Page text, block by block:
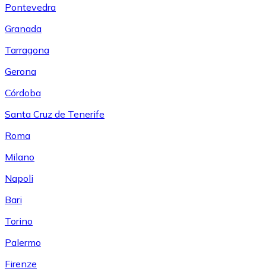
Pontevedra
Granada
Tarragona
Gerona
Córdoba
Santa Cruz de Tenerife
Roma
Milano
Napoli
Bari
Torino
Palermo
Firenze